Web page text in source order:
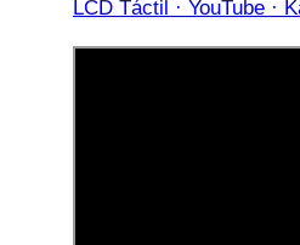
LCD Táctil · YouTube ·